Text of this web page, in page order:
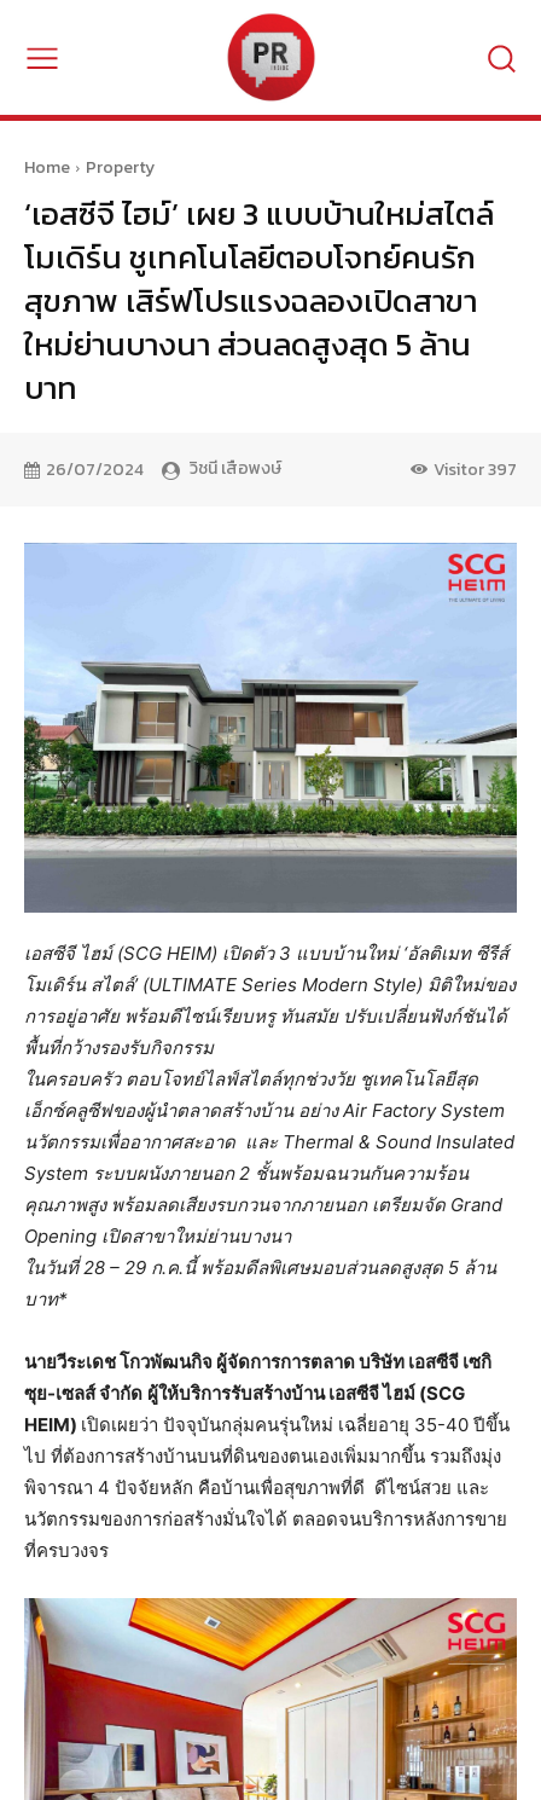
Home Property
‘เอสซีจี ไฮม์’ เผย 3 แบบบ้านใหม่สไตล์
โมเดิร์น ชูเทคโนโลยีตอบโจทย์คนรัก
สุขภาพ เสิร์ฟโปรแรงฉลองเปิดสาขา
ใหม่ย่านบางนา ส่วนลดสูงสุด 5 ล้าน
บาท
26/07/2024 วิชนี เสือพงษ์ Visitor397
เอสซีจี ไฮม์ (SCG HEIM) เปิดตัว 3 แบบบ้านใหม่ ‘อัลติเมท ซีรีส์
โมเดิร์น สไตล์’ (ULTIMATE Series Modern Style) มิติใหม่ของ
การอยู่อาศัย พร้อมดีไซน์เรียบหรู ทันสมัย ปรับเปลี่ยนฟังก์ชันได้
พื้นที่กว้างรองรับกิจกรรม
ในครอบครัว ตอบโจทย์ไลฟ์สไตล์ทุกช่วงวัย ชูเทคโนโลยีสุด
เอ็กซ์คลูซีฟของผู้นำตลาดสร้างบ้าน อย่าง Air Factory System
นวัตกรรมเพื่ออากาศสะอาด และ Thermal & Sound Insulated
System ระบบผนังภายนอก 2 ชั้นพร้อมฉนวนกันความร้อน
คุณภาพสูง พร้อมลดเสียงรบกวนจากภายนอก เตรียมจัด Grand
Opening เปิดสาขาใหม่ย่านบางนา
ในวันที่ 28 – 29 ก.ค.นี้ พร้อมดีลพิเศษมอบส่วนลดสูงสุด 5 ล้าน
บาท*
นายวีระเดช โกวพัฒนกิจ ผู้จัดการการตลาด บริษัท เอสซีจี เซกิ
ซุย-เซลส์ จำกัด ผู้ให้บริการรับสร้างบ้าน เอสซีจี ไฮม์ (SCG
HEIM) เปิดเผยว่า ปัจจุบันกลุ่มคนรุ่นใหม่ เฉลี่ยอายุ 35-40 ปีขึ้น
ไป ที่ต้องการสร้างบ้านบนที่ดินของตนเองเพิ่มมากขึ้น รวมถึงมุ่ง
พิจารณา 4 ปัจจัยหลัก คือบ้านเพื่อสุขภาพที่ดี ดีไซน์สวย และ
นวัตกรรมของการก่อสร้างมั่นใจได้ ตลอดจนบริการหลังการขาย
ที่ครบวงจร